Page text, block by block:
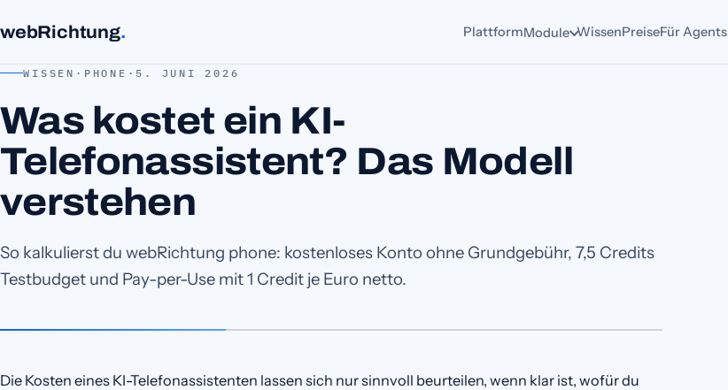
webRichtung. PlattformModule WissenPreiseFür Agents
WISSEN · PHONE · 5. JUNI 2026
Was kostet ein KI-
Telefonassistent? Das Modell
verstehen
So kalkulierst du webRichtung phone: kostenloses Konto ohne Grundgebühr, 7,5 Credits
Testbudget und Pay-per-Use mit 1 Credit je Euro netto.
Die Kosten eines KI-Telefonassistenten lassen sich nur sinnvoll beurteilen, wenn klar ist, wofür du